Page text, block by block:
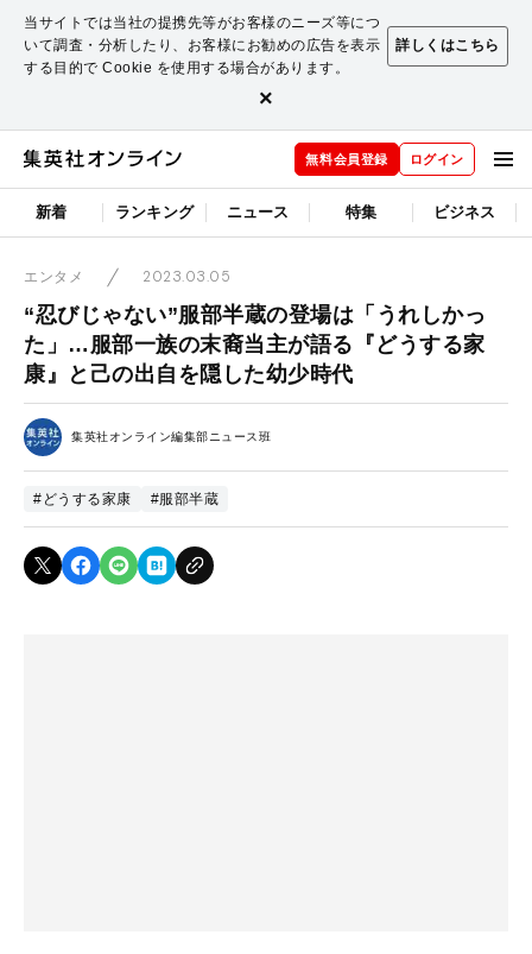
当サイトでは当社の提携先等がお客様のニーズ等につ
いて調査・分析したり、お客様にお勧めの広告を表示
する目的で Cookie を使用する場合があります。
詳しくはこちら
×
無料会員登録 ログイン
新着 ランキング ニュース 特集 ビジネス
エンタメ 2023.03.05
“忍びじゃない”服部半蔵の登場は「うれしかっ
た」…服部一族の末裔当主が語る『どうする家
康』と己の出自を隠した幼少時代
集英社オンライン編集部ニュース班
#どうする家康 #服部半蔵